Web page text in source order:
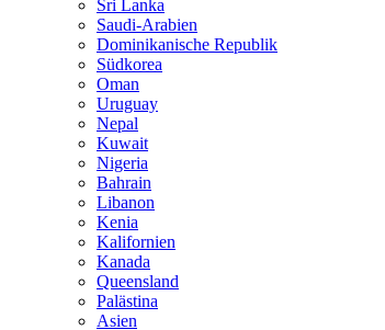
Sri Lanka
Saudi-Arabien
Dominikanische Republik
Südkorea
Oman
Uruguay
Nepal
Kuwait
Nigeria
Bahrain
Libanon
Kenia
Kalifornien
Kanada
Queensland
Palästina
Asien